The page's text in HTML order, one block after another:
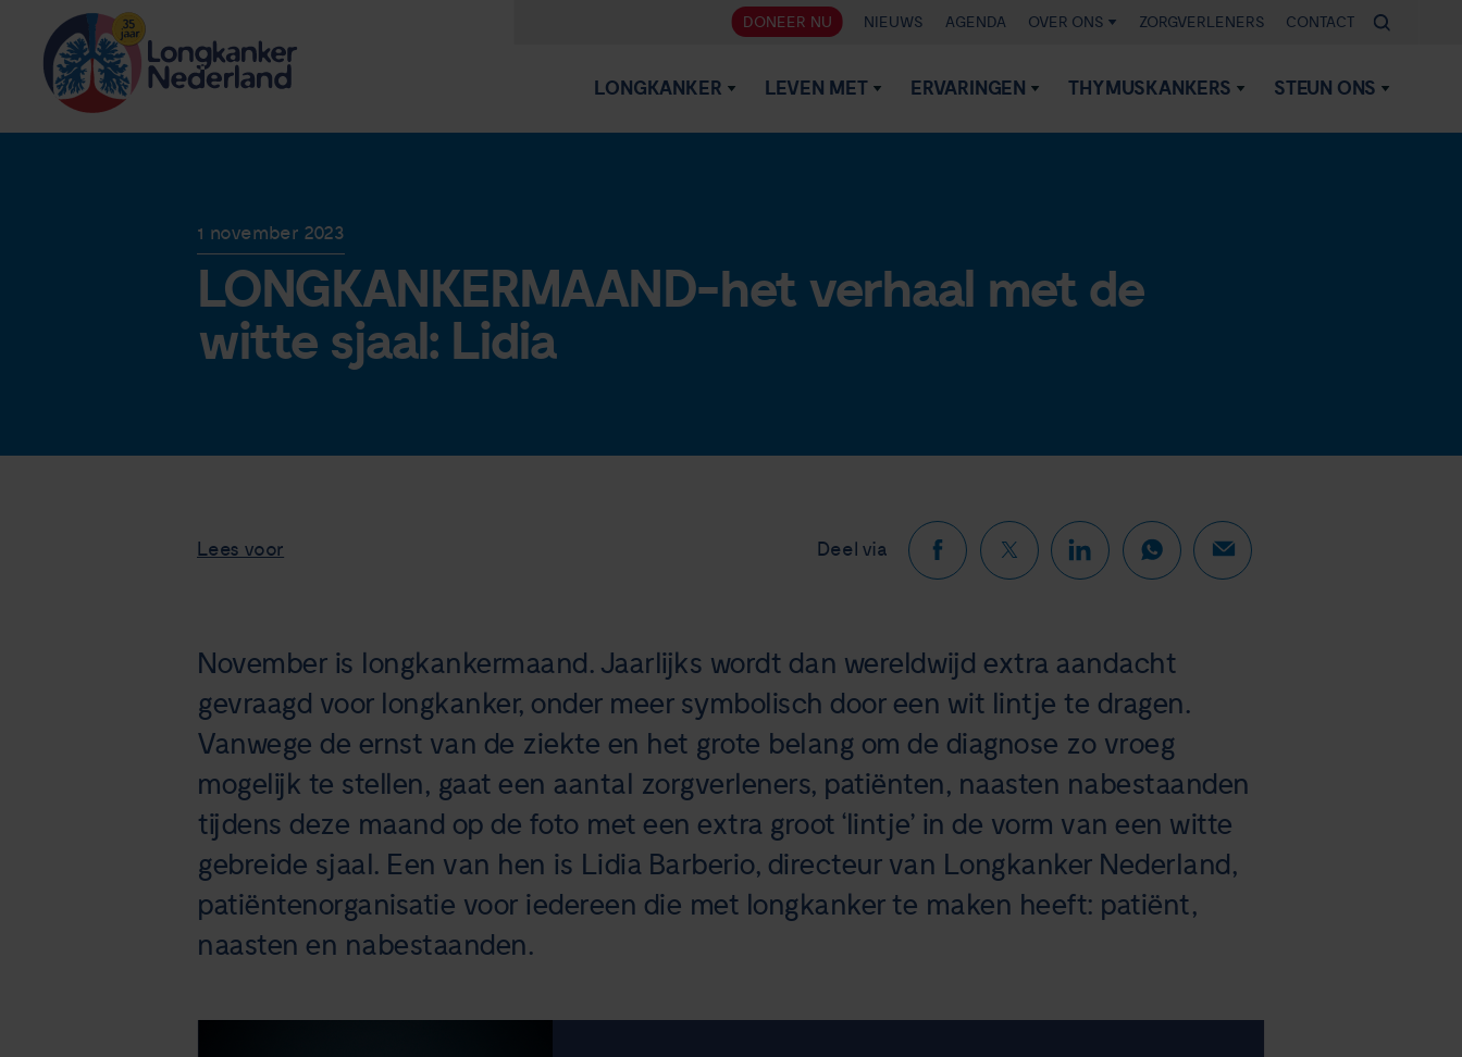
DONEER NU NIEUWS AGENDA OVER ONS ZORGVERLENERS CONTACT
LONGKANKER LEVEN MET ERVARINGEN THYMUSKANKERS STEUN ONS
1 november 2023
LONGKANKERMAAND-het verhaal met de
witte sjaal: Lidia
Lees voor Deel via
November is longkankermaand. Jaarlijks wordt dan wereldwijd extra aandacht
gevraagd voor longkanker, onder meer symbolisch door een wit lintje te dragen.
Vanwege de ernst van de ziekte en het grote belang om de diagnose zo vroeg
mogelijk te stellen, gaat een aantal zorgverleners, patiënten, naasten nabestaanden
tijdens deze maand op de foto met een extra groot ‘lintje’ in de vorm van een witte
gebreide sjaal. Een van hen is Lidia Barberio, directeur van Longkanker Nederland,
patiëntenorganisatie voor iedereen die met longkanker te maken heeft: patiënt,
naasten en nabestaanden.